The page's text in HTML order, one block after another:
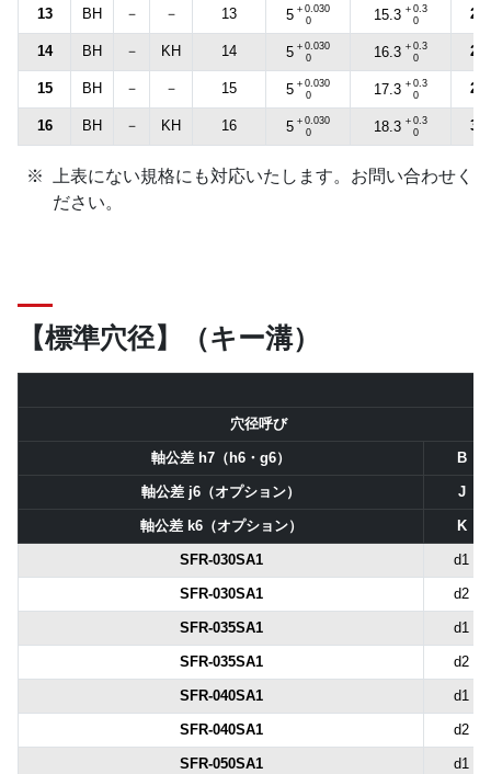
13 BH － － 13 5 ＋0.030
0
15.3 ＋0.3
0
24
14 BH － KH 14 5 ＋0.030
0
16.3 ＋0.3
0
25
15 BH － － 15 5 ＋0.030
0
17.3 ＋0.3
0
28
16 BH － KH 16 5 ＋0.030
0
18.3 ＋0.3
0
30
上表にない規格にも対応いたします。お問い合わせく
ださい。
【標準穴径】（キー溝）
穴径呼び
軸公差 h7（h6・g6） B
軸公差 j6（オプション） J
軸公差 k6（オプション） K
SFR-030SA1 d1
SFR-030SA1 d2
SFR-035SA1 d1
SFR-035SA1 d2
SFR-040SA1 d1
SFR-040SA1 d2
SFR-050SA1 d1